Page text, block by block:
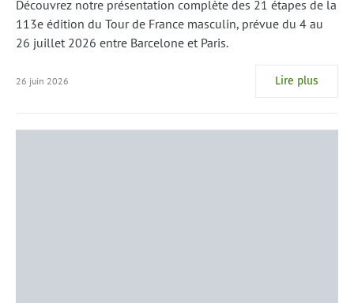
Découvrez notre présentation complète des 21 étapes de la
113e édition du Tour de France masculin, prévue du 4 au
26 juillet 2026 entre Barcelone et Paris.
26 juin 2026 Lire plus